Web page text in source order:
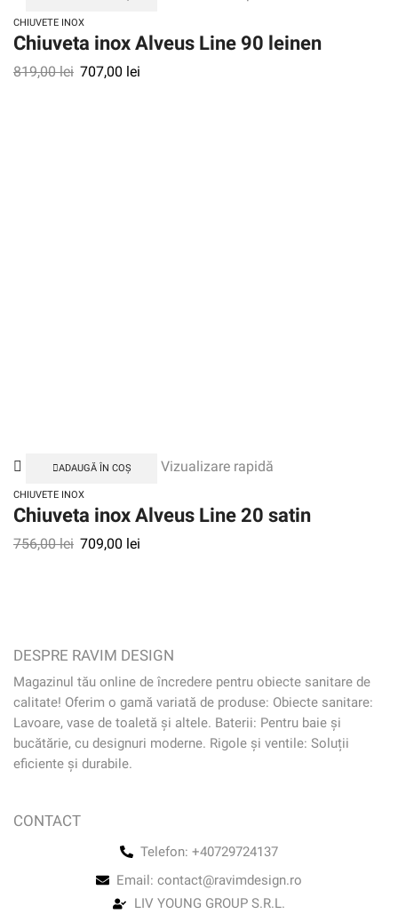
CHIUVETE INOX
Chiuveta inox Alveus Line 90 leinen
819,00lei 707,00 lei
ADAUGĂ ÎN COȘ Vizualizare rapidă
CHIUVETE INOX
Chiuveta inox Alveus Line 20 satin
756,00lei 709,00 lei
DESPRE RAVIM DESIGN
Magazinul tău online de încredere pentru obiecte sanitare de
calitate! Oferim o gamă variată de produse: Obiecte sanitare:
Lavoare, vase de toaletă și altele. Baterii: Pentru baie și
bucătărie, cu designuri moderne. Rigole și ventile: Soluții
eficiente și durabile.
CONTACT
Telefon: +40729724137
Email: contact@ravimdesign.ro
LIV YOUNG GROUP S.R.L.